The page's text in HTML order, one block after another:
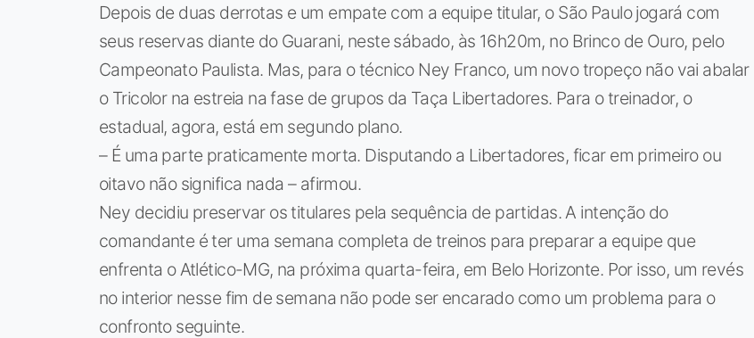
Depois de duas derrotas e um empate com a equipe titular, o São Paulo jogará com
seus reservas diante do Guarani, neste sábado, às 16h20m, no Brinco de Ouro, pelo
Campeonato Paulista. Mas, para o técnico Ney Franco, um novo tropeço não vai abalar
o Tricolor na estreia na fase de grupos da Taça Libertadores. Para o treinador, o
estadual, agora, está em segundo plano.
– É uma parte praticamente morta. Disputando a Libertadores, ficar em primeiro ou
oitavo não significa nada – afirmou.
Ney decidiu preservar os titulares pela sequência de partidas. A intenção do
comandante é ter uma semana completa de treinos para preparar a equipe que
enfrenta o Atlético-MG, na próxima quarta-feira, em Belo Horizonte. Por isso, um revés
no interior nesse fim de semana não pode ser encarado como um problema para o
confronto seguinte.